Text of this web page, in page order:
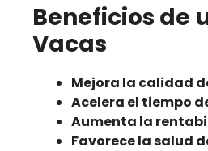
Beneficios de
Vacas
Mejora la calidad
Acelera el tiempo
Aumenta la
Favorece la salud